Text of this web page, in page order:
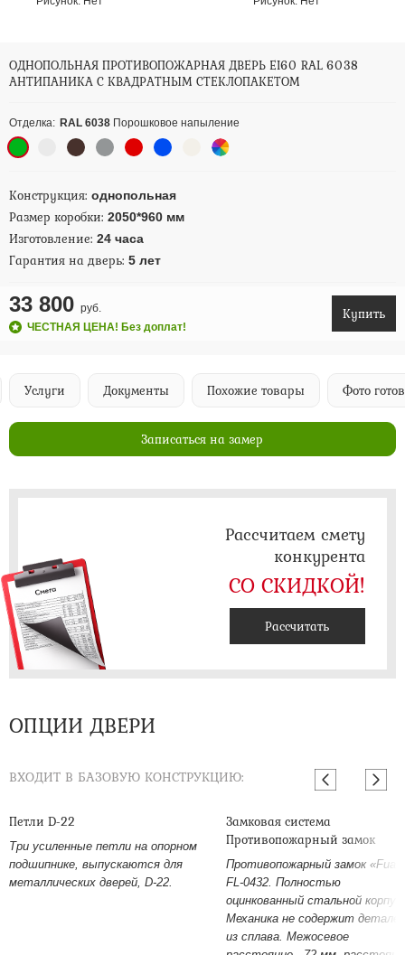
ОДНОПОЛЬНАЯ ПРОТИВОПОЖАРНАЯ ДВЕРЬ EI60 RAL 6038
АНТИПАНИКА С КВАДРАТНЫМ СТЕКЛОПАКЕТОМ
Отделка: RAL 6038 Порошковое напыление
Конструкция: однопольная
Размер коробки: 2050*960 мм
Изготовление: 24 часа
Гарантия на дверь: 5 лет
33 800 руб.
ЧЕСТНАЯ ЦЕНА! Без доплат!
Купить
Услуги Документы Похожие товары Фото
Записаться на замер
Рассчитаем смету
конкурента
СО СКИДКОЙ!
Рассчитать
ОПЦИИ ДВЕРИ
ВХОДИТ В БАЗОВУЮ КОНСТРУКЦИЮ:
Петли D-22
Три усиленные петли на опорном
подшипнике, выпускаются для
металлических дверей, D-22.
Замковая система
Противопожарный замок
Противопожарный замок
FL-0432. Полностью
оцинкованный стальной корпус.
Механика не содержит деталей
из сплава. Межосевое